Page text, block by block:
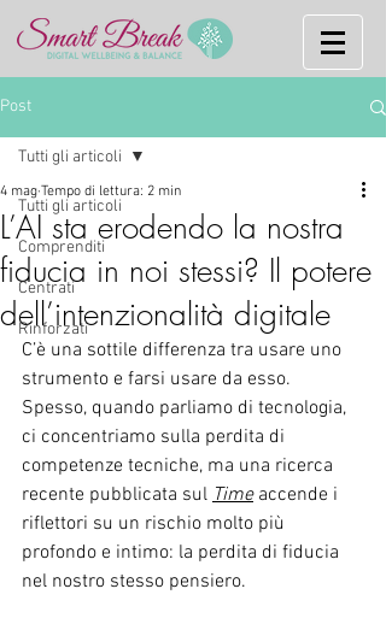
Post
Tutti gli articoli
Comprenditi
Centrati
Rinforzati
Tutti gli articoli
L’AI sta erodendo la nostra
fiducia in noi stessi? Il potere
dell’intenzionalità digitale
4 mag Tempo di lettura: 2 min
C’è una sottile differenza tra usare uno
strumento e farsi usare da esso.
Spesso, quando parliamo di tecnologia,
ci concentriamo sulla perdita di
competenze tecniche, ma una ricerca
recente pubblicata sul Time accende i
riflettori su un rischio molto più
profondo e intimo: la perdita di fiducia
nel nostro stesso pensiero.